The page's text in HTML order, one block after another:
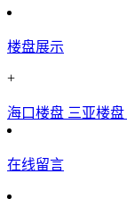
楼盘展示
+
海口楼盘 三亚楼盘
在线留言